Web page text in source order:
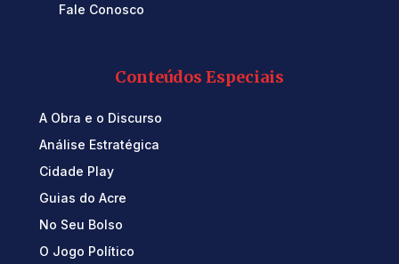
Fale Conosco
Conteúdos Especiais
A Obra e o Discurso
Análise Estratégica
Cidade Play
Guias do Acre
No Seu Bolso
O Jogo Político